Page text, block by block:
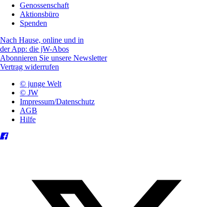
Genossenschaft
Aktionsbüro
Spenden
Nach Hause, online und in
der App: die jW-Abos
Abonnieren Sie unsere Newsletter
Vertrag widerrufen
© junge Welt
© JW
Impressum/Datenschutz
AGB
Hilfe